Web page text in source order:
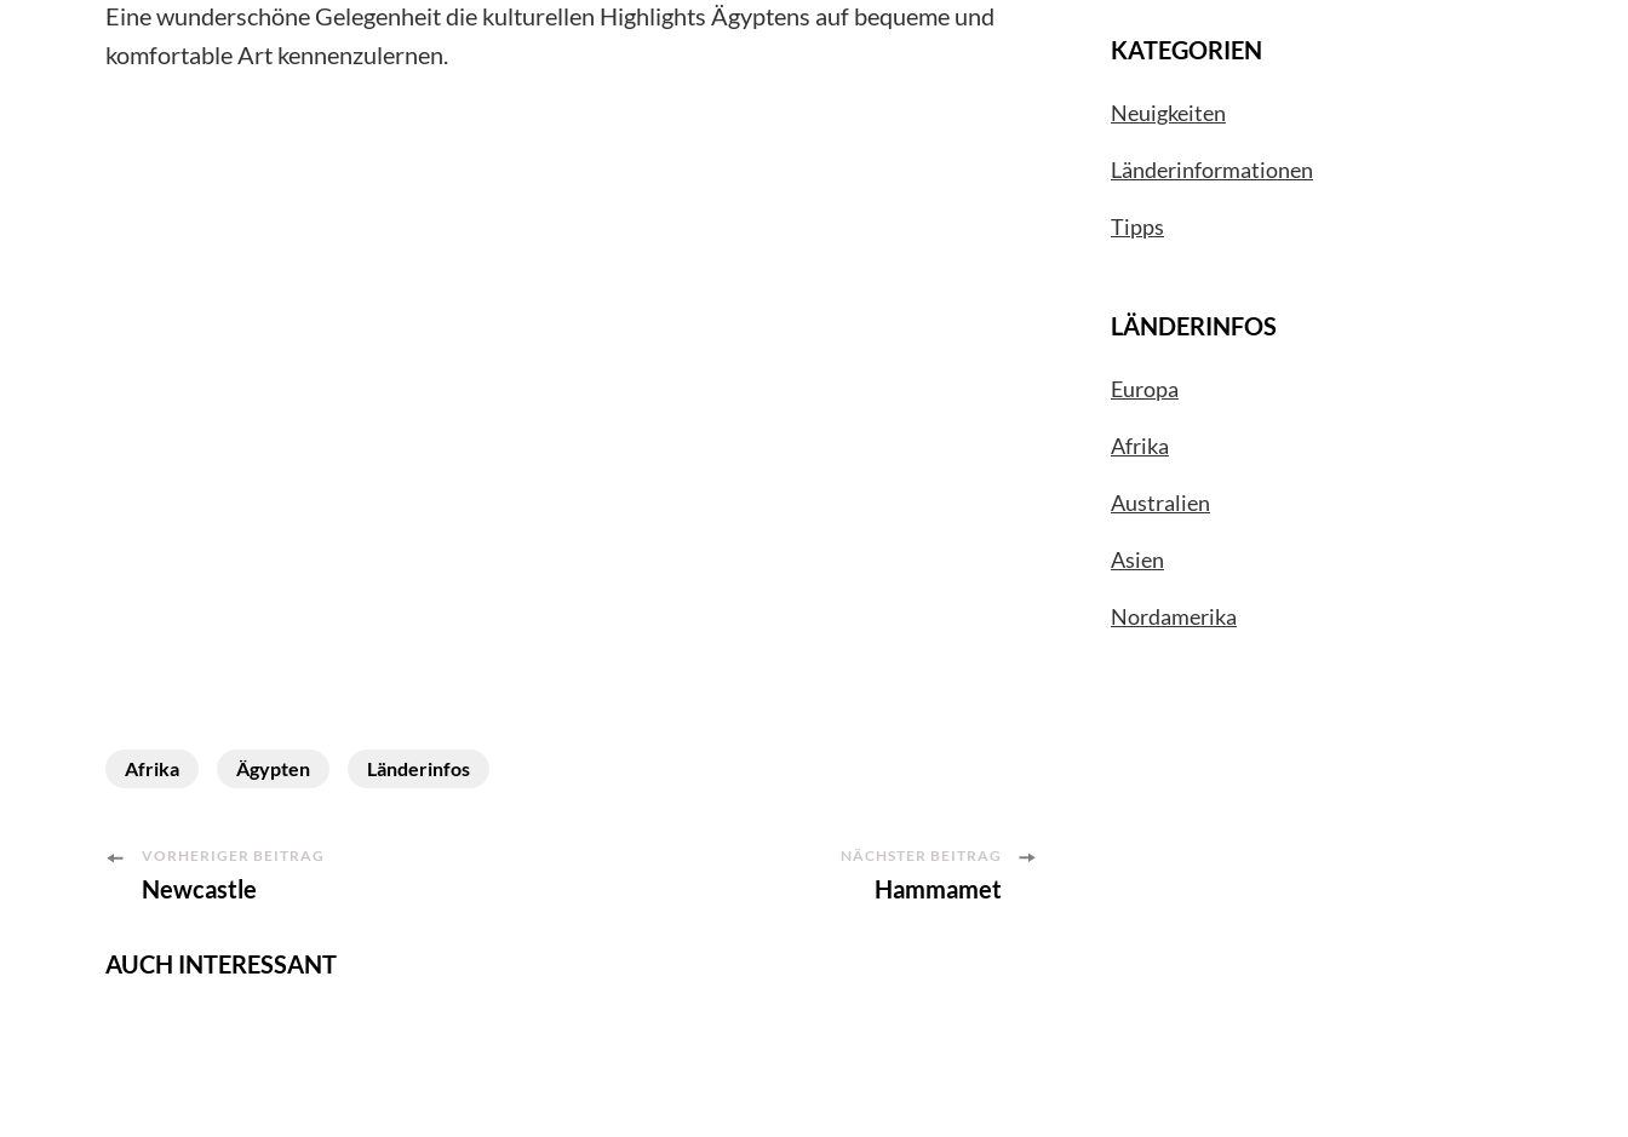
Eine wunderschöne Gelegenheit die kulturellen Highlights Ägyptens auf bequeme und
komfortable Art kennenzulernen.
Afrika Ägypten Länderinfos
Post
Navigation
VORHERIGER BEITRAG
Newcastle
NÄCHSTER BEITRAG
Hammamet
AUCH INTERESSANT
KATEGORIEN
Neuigkeiten
Länderinformationen
Tipps
LÄNDERINFOS
Europa
Afrika
Australien
Asien
Nordamerika